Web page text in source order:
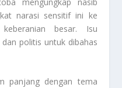
narasi sensitif ini ke
besar. Isu
politis untuk dibahas
panjang dengan tema